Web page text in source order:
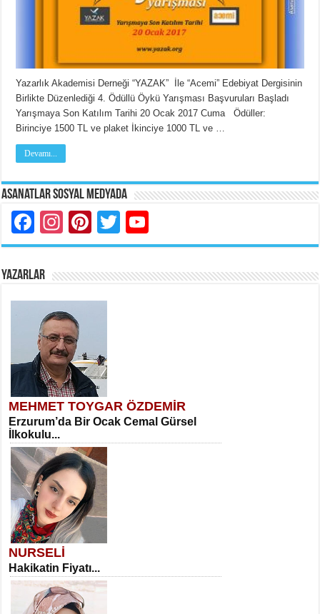
Yazarlık Akademisi Derneği “YAZAK” İle “Acemi” Edebiyat Dergisinin
Birlikte Düzenlediği 4. Ödüllü Öykü Yarışması Başvuruları Başladı
Yarışmaya Son Katılım Tarihi 20 Ocak 2017 Cuma Ödüller:
Birinciye 1500 TL ve plaket İkinciye 1000 TL ve …
Devamı...
Asanatlar Sosyal Medyada
Facebook
Instagram
Pinterest
Twitter
YAZARLAR
MEHMET TOYGAR ÖZDEMİR
Erzurum’da Bir Ocak Cemal Gürsel
İlkokulu...
NURSELİ
Hakikatin Fiyatı...